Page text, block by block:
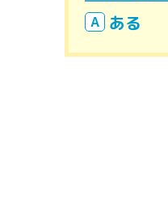
A ある